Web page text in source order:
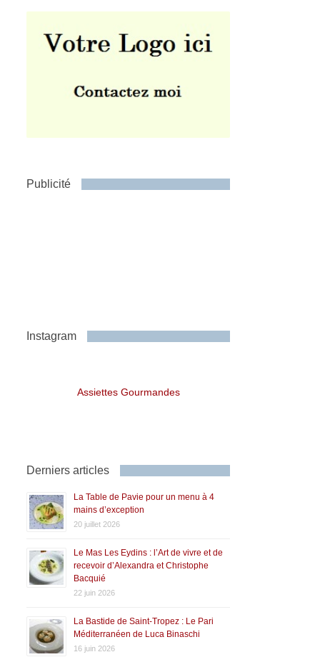
Publicité
Instagram
Assiettes Gourmandes
Derniers articles
La Table de Pavie pour un menu à 4
mains d’exception
20 juillet 2026
Le Mas Les Eydins : l’Art de vivre et de
recevoir d’Alexandra et Christophe
Bacquié
22 juin 2026
La Bastide de Saint-Tropez : Le Pari
Méditerranéen de Luca Binaschi
16 juin 2026